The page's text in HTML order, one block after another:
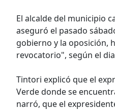
El alcalde del municipio
aseguró el pasado
gobierno y la oposición,
revocatorio", según el
Tintori explicó que el
Verde donde se
narró, que el